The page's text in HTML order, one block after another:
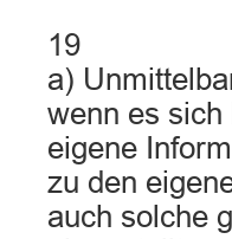
19
a)
wenn es sich
eigene
zu den
auch solche